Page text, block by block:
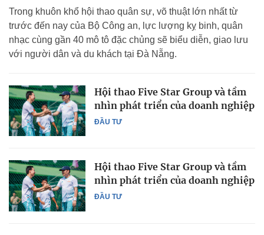
Trong khuôn khổ hội thao quân sự, võ thuật lớn nhất từ
trước đến nay của Bộ Công an, lực lượng kỵ binh, quân
nhạc cùng gần 40 mô tô đặc chủng sẽ biểu diễn, giao lưu
với người dân và du khách tại Đà Nẵng.
ĐẦU TƯ
Hội thao Five Star Group và tầm
nhìn phát triển của doanh nghiệp
ĐẦU TƯ
Hội thao Five Star Group và tầm
nhìn phát triển của doanh nghiệp